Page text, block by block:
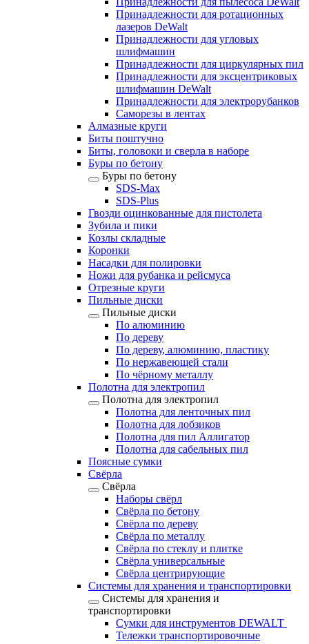
Принадлежности для ротационных
лазеров DeWalt
Принадлежности для угловых
шлифмашин
Принадлежности для циркулярных пил
Принадлежности для эксцентриковых
шлифмашин DeWalt
Принадлежности для электрорубанков
Саморезы в лентах
Алмазные круги
Биты поштучно
Биты, головоки и сверла в наборе
Буры по бетону
Буры по бетону
SDS-Max
SDS-Plus
Гвозди оцинкованные для пистолета
Зубила и пики
Козлы складные
Коронки
Насадки для полировки
Ножи для рубанка и рейсмуса
Отрезные круги
Пильные диски
Пильные диски
По алюминию
По дереву
По дереву, алюминию, пластику
По нержавеющей стали
По чёрному металлу
Полотна для электропил
Полотна для электропил
Полотна для ленточных пил
Полотна для лобзиков
Полотна для пил Аллигатор
Полотна для сабельных пил
Поясные сумки
Свёрла
Свёрла
Наборы свёрл
Свёрла по бетону
Свёрла по дереву
Свёрла по металлу
Свёрла по стеклу и плитке
Свёрла универсальные
Свёрла центрирующие
Системы для хранения и транспортировки
Системы для хранения и
транспортировки
Сумки для инструментов DEWALT
Тележки транспортировочные